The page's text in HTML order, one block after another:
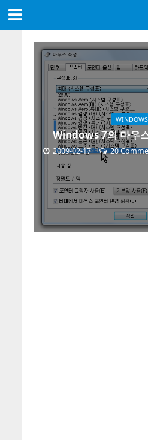
Windows 7의 마우
2009-02-17 20